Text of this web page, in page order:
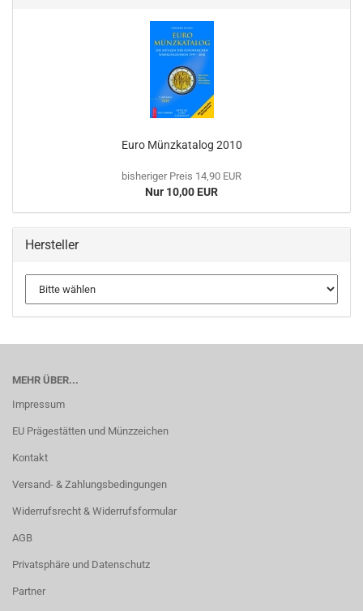
Euro Münz­ka­ta­log 2010
bisheriger Preis 14,90 EUR
Nur 10,00 EUR
Hersteller
MEHR ÜBER...
Impressum
EU Prägestätten und Münzzeichen
Kontakt
Versand- & Zahlungsbedingungen
Widerrufsrecht & Widerrufsformular
AGB
Privatsphäre und Datenschutz
Partner